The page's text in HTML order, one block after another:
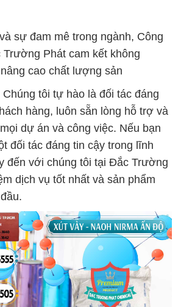
sự đam mê trong ngành, Công
Phát cam kết không
cao chất lượng sản
tôi tự hào là đối tác đáng
hàng, luôn sẵn lòng hỗ trợ và
dự án và công việc. Nếu bạn
đối tác đáng tin cậy trong lĩnh
đến với chúng tôi tại Đắc Trường
dịch vụ tốt nhất và sản phẩm